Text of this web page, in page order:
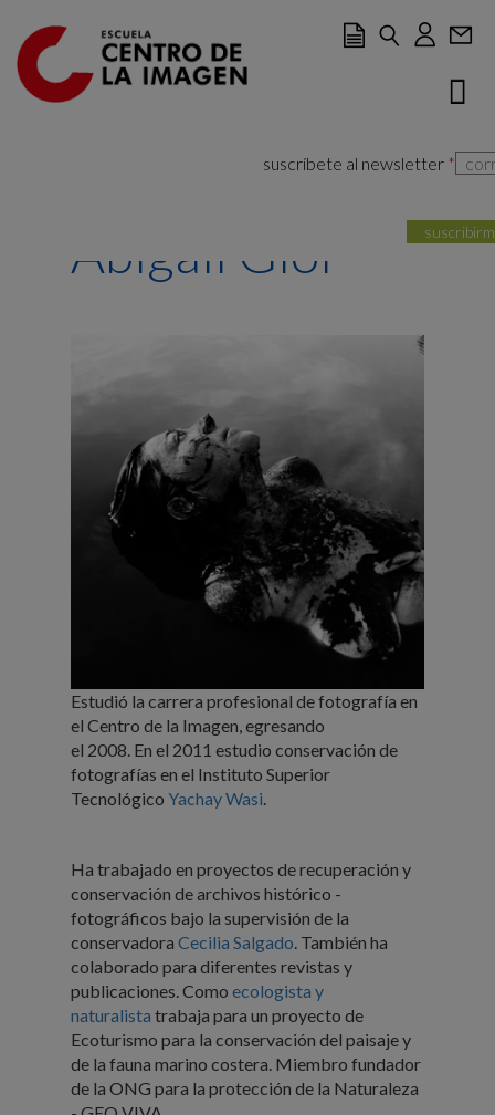
suscríbete al newsletter *
Abigail Giol
Estudió la carrera profesional de fotografía en
el Centro de la Imagen, egresando
el 2008. En el 2011 estudio conservación de
fotografías en el Instituto Superior
Tecnológico Yachay Wasi.
Ha trabajado en proyectos de recuperación y
conservación de archivos histórico -
fotográficos bajo la supervisión de la
conservadora Cecilia Salgado. También ha
colaborado para diferentes revistas y
publicaciones. Como ecologista y
naturalista trabaja para un proyecto de
Ecoturismo para la conservación del paisaje y
de la fauna marino costera. Miembro fundador
de la ONG para la protección de la Naturaleza